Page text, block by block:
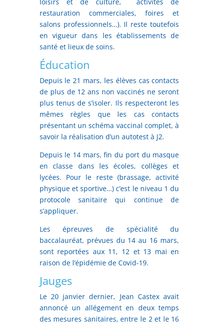
restauration commerciales, foires et
salons professionnels…). Il reste toutefois
en vigueur dans les établissements de
santé et lieux de soins.
Éducation
Depuis le 21 mars, les élèves cas contacts
de plus de 12 ans non vaccinés ne seront
plus tenus de s’isoler. Ils respecteront les
mêmes règles que les cas contacts
présentant un schéma vaccinal complet, à
savoir la réalisation d’un autotest à J2.
Depuis le 14 mars, fin du port du masque
en classe dans les écoles, collèges et
lycées. Pour le reste (brassage, activité
physique et sportive…) c’est le niveau 1 du
protocole sanitaire qui continue de
s’appliquer.
Les épreuves de spécialité du
baccalauréat, prévues du 14 au 16 mars,
sont reportées aux 11, 12 et 13 mai en
raison de l’épidémie de Covid-19.
Jauges
Le 20 janvier dernier, Jean Castex avait
annoncé un allégement en deux temps
des mesures sanitaires, entre le 2 et le 16